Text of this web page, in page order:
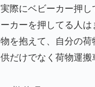
実際にベビーカー押
ーカーを押してる人
物を抱えて、自分の
供だけでなく荷物運搬